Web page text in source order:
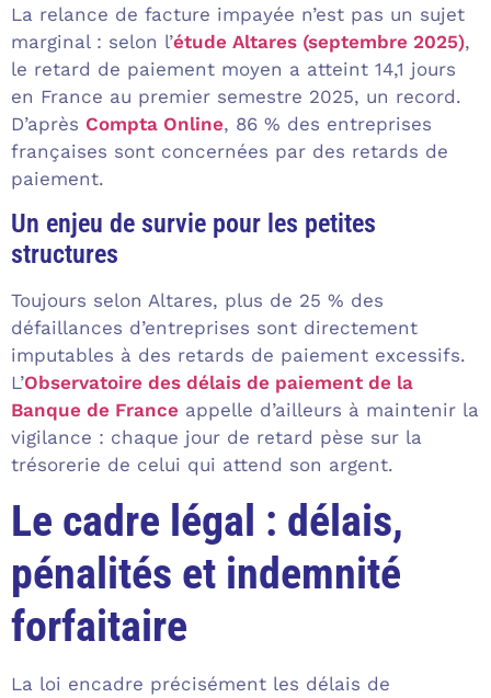
La relance de facture impayée n’est pas un sujet
marginal : selon l’étude Altares (septembre 2025),
le retard de paiement moyen a atteint 14,1 jours
en France au premier semestre 2025, un record.
D’après Compta Online, 86 % des entreprises
françaises sont concernées par des retards de
paiement.
Un enjeu de survie pour les petites
structures
Toujours selon Altares, plus de 25 % des
défaillances d’entreprises sont directement
imputables à des retards de paiement excessifs.
L’Observatoire des délais de paiement de la
Banque de France appelle d’ailleurs à maintenir la
vigilance : chaque jour de retard pèse sur la
trésorerie de celui qui attend son argent.
Le cadre légal : délais,
pénalités et indemnité
forfaitaire
La loi encadre précisément les délais de